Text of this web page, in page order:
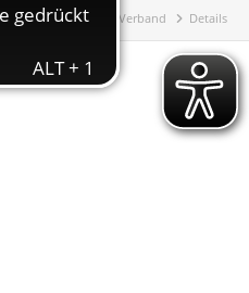
Hessischer Handball-Verband Details